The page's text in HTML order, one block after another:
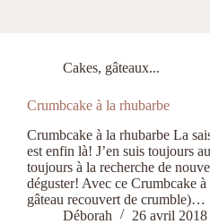
Cakes, gâteaux...
Crumbcake à la rhubarbe
Crumbcake à la rhubarbe La
est enfin là! J’en suis toujours
toujours à la recherche de
déguster! Avec ce Crumbcake
gâteau recouvert de crumble)…
Déborah
26 avril 2018